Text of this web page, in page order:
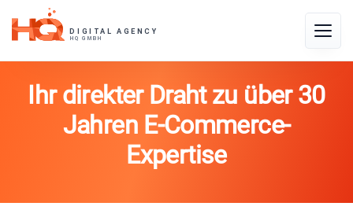
Toggle
Ihr direkter Draht zu über 30
Jahren E-Commerce-
Expertise